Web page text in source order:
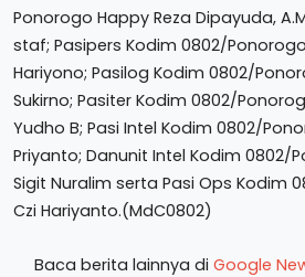
Ponorogo Happy Reza Dipayuda,
staf; Pasipers Kodim 0802/
Hariyono; Pasilog Kodim 0802/
Sukirno; Pasiter Kodim 0802/
Yudho B; Pasi Intel Kodim 0802/
Priyanto; Danunit Intel Kodim 0802/
Sigit Nuralim serta Pasi Ops Kodim
Czi Hariyanto.(MdC0802)
Baca berita lainnya di Google